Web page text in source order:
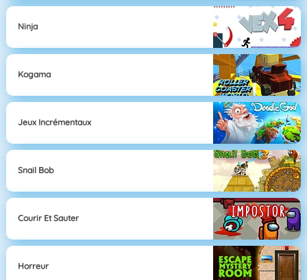
Ninja
Kogama
Jeux Incrémentaux
Snail Bob
Courir Et Sauter
Horreur